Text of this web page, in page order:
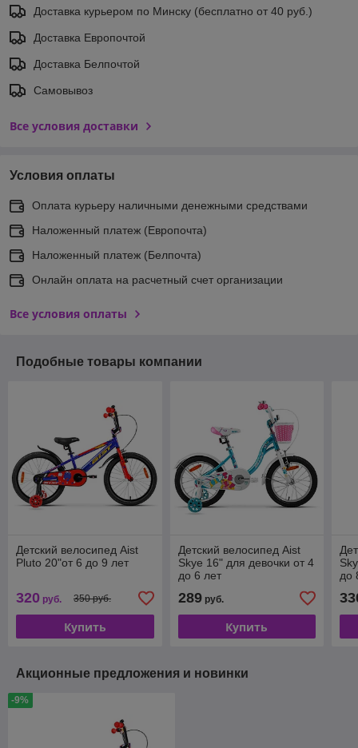
Доставка курьером по Минску (бесплатно от 40 руб.)
Доставка Европочтой
Доставка Белпочтой
Самовывоз
Все условия доставки
Условия оплаты
Оплата курьеру наличными денежными средствами
Наложенный платеж (Европочта)
Наложенный платеж (Белпочта)
Онлайн оплата на расчетный счет организации
Все условия оплаты
Подобные товары компании
Детский велосипед Aist
Pluto 20"от 6 до 9 лет
320 руб. 350 руб.
Купить
Детский велосипед Aist
Skye 16" для девочки от 4
до 6 лет
289руб.
Купить
до
Акционные предложения и новинки
-9%